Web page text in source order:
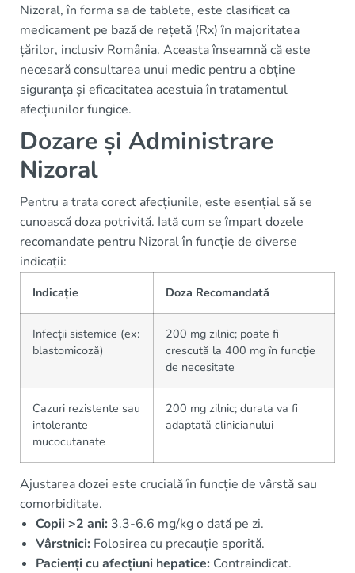
Nizoral, în forma sa de tablete, este clasificat ca
medicament pe bază de rețetă (Rx) în majoritatea
țărilor, inclusiv România. Aceasta înseamnă că este
necesară consultarea unui medic pentru a obține
siguranța și eficacitatea acestuia în tratamentul
afecțiunilor fungice.
Dozare și Administrare
Nizoral
Pentru a trata corect afecțiunile, este esențial să se
cunoască doza potrivită. Iată cum se împart dozele
recomandate pentru Nizoral în funcție de diverse
indicații:
Indicație Doza Recomandată
Infecții sistemice (ex:
blastomicoză)
200 mg zilnic; poate fi
crescută la 400 mg în funcție
de necesitate
Cazuri rezistente sau
intolerante
mucocutanate
200 mg zilnic; durata va fi
adaptată clinicianului
Ajustarea dozei este crucială în funcție de vârstă sau
comorbiditate.
Copii >2 ani: 3.3-6.6 mg/kg o dată pe zi.
Vârstnici: Folosirea cu precauție sporită.
Pacienți cu afecțiuni hepatice: Contraindicat.